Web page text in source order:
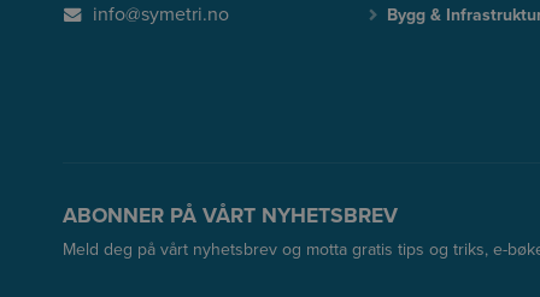
info@symetri.no
Bygg &
ABONNER PÅ VÅRT NYHETSBREV
Meld deg på vårt nyhetsbrev og motta gratis tips og triks, e-